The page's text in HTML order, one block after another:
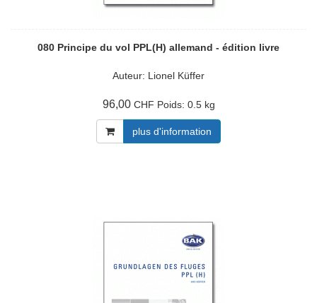
080 Principe du vol PPL(H) allemand - édition livre
Auteur: Lionel Küffer
96,00 CHF Poids: 0.5 kg
plus d'information